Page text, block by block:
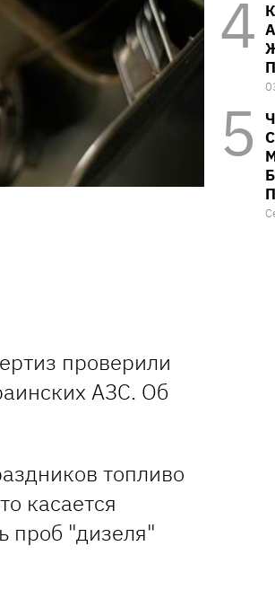
проверили
АЗС. Об
топливо
касается
проб "дизеля"